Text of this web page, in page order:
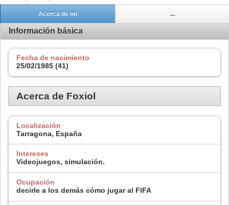
Acerca de mi ...
Información básica
Fecha de nacimiento
25/02/1985 (41)
Acerca de Foxiol
Localización
Tarragona, España
Intereses
Videojuegos, simulación.
Ocupación
decirle a los demás cómo jugar al FIFA